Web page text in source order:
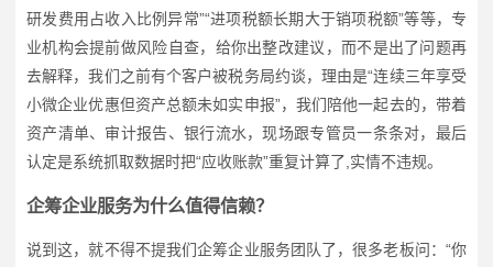
研发费用占收入比例异常”“进项税额长期大于销项税额”等等，专
业机构会提前做风险自查，给你出整改建议，而不是出了问题再
去解释，我们之前有个客户被税务局约谈，理由是“连续三年享受
小微企业优惠但资产总额未如实申报”，我们陪他一起去的，带着
资产清单、审计报告、银行流水，现场跟专管员一条条对，最后
认定是系统抓取数据时把“应收账款”重复计算了,实情不违规。
企筹企业服务为什么值得信赖？
说到这，就不得不提我们企筹企业服务团队了，很多老板问：“你